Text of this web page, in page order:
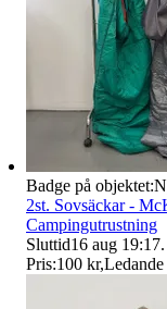
Badge på objektet:
2st. Sovsäckar -
Campingutrustning
Sluttid16 aug 19:17.
Pris:100 kr,Ledande